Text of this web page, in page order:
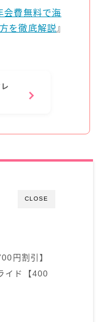
会費無料で海
を徹底解説 』
CLOSE
円割引】
イド【400